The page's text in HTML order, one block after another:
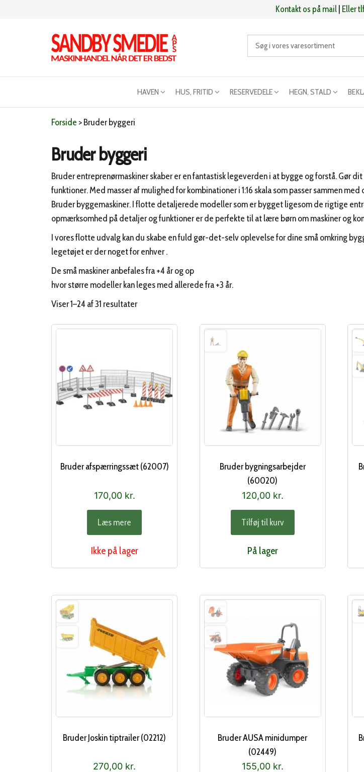
Kontakt os på mail Eller
HAVEN HUS, FRITID RESERVEDELE HEGN, STALD
Forside >Bruder byggeri
Bruder byggeri
Bruder entreprenørmaskiner skaber er en fantastisk legeverden i at bygge og forstå. Gør
funktioner. Med masser af mulighed for kombinationer i 1:16 skala som passer sammen
Bruder byggemaskiner. I flotte detaljerede modeller som er bygget ligesom de rigtige
opmærksomhed på detaljer og funktioner er de perfekte til at lære børn om maskiner og
I vores flotte udvalg kan du skabe en fuld gør-det-selv oplevelse for dine små omkring
legetøjet er der noget for enhver .
De små maskiner anbefales fra +4 år og op
hvor større modeller kan leges med allerede fra +3 år.
Viser 1–24 af 31 resultaterSorteret
popularitet
Bruder afspærringssæt (62007)
170,00 kr.
Læs mere
Ikke på lager
Bruder bygningsarbejder
(60020)
120,00 kr.
Tilføj til kurv
På lager
Bruder Joskin tiptrailer (02212)
270,00 kr.
Bruder AUSA minidumper
(02449)
155,00 kr.